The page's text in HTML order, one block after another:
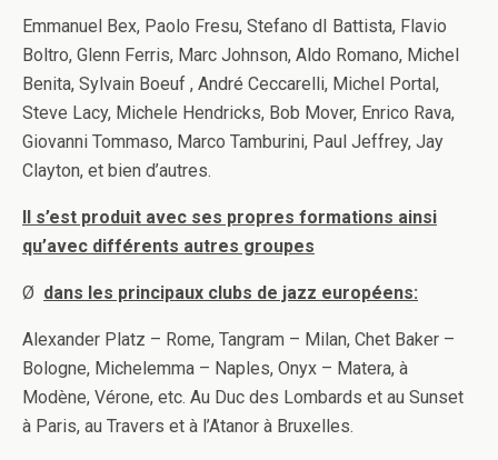
Emmanuel Bex, Paolo Fresu, Stefano dI Battista, Flavio
Boltro, Glenn Ferris, Marc Johnson, Aldo Romano, Michel
Benita, Sylvain Boeuf , André Ceccarelli, Michel Portal,
Steve Lacy, Michele Hendricks, Bob Mover, Enrico Rava,
Giovanni Tommaso, Marco Tamburini, Paul Jeffrey, Jay
Clayton, et bien d’autres.
Il s’est produit avec ses propres formations ainsi
qu’avec différents autres groupes
Ø dans les principaux clubs de jazz européens:
Alexander Platz – Rome, Tangram – Milan, Chet Baker –
Bologne, Michelemma – Naples, Onyx – Matera, à
Modène, Vérone, etc. Au Duc des Lombards et au Sunset
à Paris, au Travers et à l’Atanor à Bruxelles.